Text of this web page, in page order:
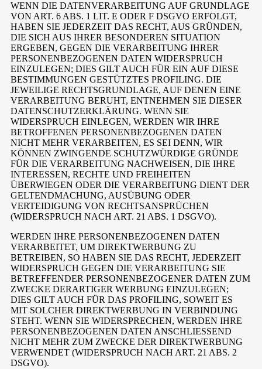
WENN DIE DATENVERARBEITUNG AUF GRUNDLAGE
VON ART. 6 ABS. 1 LIT. E ODER F DSGVO ERFOLGT,
HABEN SIE JEDERZEIT DAS RECHT, AUS GRÜNDEN,
DIE SICH AUS IHRER BESONDEREN SITUATION
ERGEBEN, GEGEN DIE VERARBEITUNG IHRER
PERSONENBEZOGENEN DATEN WIDERSPRUCH
EINZULEGEN; DIES GILT AUCH FÜR EIN AUF DIESE
BESTIMMUNGEN GESTÜTZTES PROFILING. DIE
JEWEILIGE RECHTSGRUNDLAGE, AUF DENEN EINE
VERARBEITUNG BERUHT, ENTNEHMEN SIE DIESER
DATENSCHUTZERKLÄRUNG. WENN SIE
WIDERSPRUCH EINLEGEN, WERDEN WIR IHRE
BETROFFENEN PERSONENBEZOGENEN DATEN
NICHT MEHR VERARBEITEN, ES SEI DENN, WIR
KÖNNEN ZWINGENDE SCHUTZWÜRDIGE GRÜNDE
FÜR DIE VERARBEITUNG NACHWEISEN, DIE IHRE
INTERESSEN, RECHTE UND FREIHEITEN
ÜBERWIEGEN ODER DIE VERARBEITUNG DIENT DER
GELTENDMACHUNG, AUSÜBUNG ODER
VERTEIDIGUNG VON RECHTSANSPRÜCHEN
(WIDERSPRUCH NACH ART. 21 ABS. 1 DSGVO).
WERDEN IHRE PERSONENBEZOGENEN DATEN
VERARBEITET, UM DIREKTWERBUNG ZU
BETREIBEN, SO HABEN SIE DAS RECHT, JEDERZEIT
WIDERSPRUCH GEGEN DIE VERARBEITUNG SIE
BETREFFENDER PERSONENBEZOGENER DATEN ZUM
ZWECKE DERARTIGER WERBUNG EINZULEGEN;
DIES GILT AUCH FÜR DAS PROFILING, SOWEIT ES
MIT SOLCHER DIREKTWERBUNG IN VERBINDUNG
STEHT. WENN SIE WIDERSPRECHEN, WERDEN IHRE
PERSONENBEZOGENEN DATEN ANSCHLIESSEND
NICHT MEHR ZUM ZWECKE DER DIREKTWERBUNG
VERWENDET (WIDERSPRUCH NACH ART. 21 ABS. 2
DSGVO).